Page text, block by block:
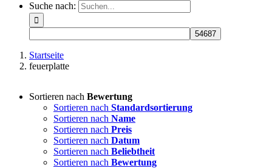
Suche nach:
Startseite
feuerplatte
Sortieren nach Bewertung
Sortieren nach Standardsortierung
Sortieren nach Name
Sortieren nach Preis
Sortieren nach Datum
Sortieren nach Beliebtheit
Sortieren nach Bewertung